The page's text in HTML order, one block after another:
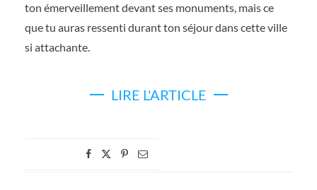
ton émerveillement devant ses monuments, mais ce
que tu auras ressenti durant ton séjour dans cette ville
si attachante.
LIRE L'ARTICLE